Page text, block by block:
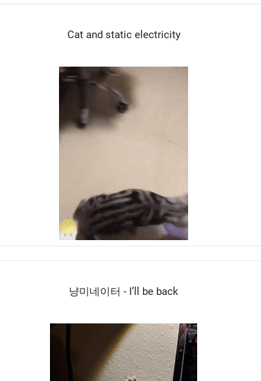
Cat and static electricity
냥미네이터 - I’ll be back